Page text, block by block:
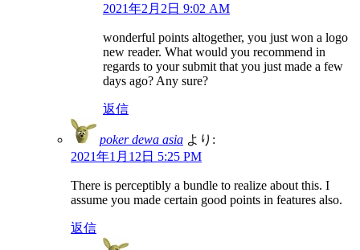
2021年2月2日 9:02 AM
wonderful points altogether, you just won a logo
new reader. What would you recommend in
regards to your submit that you just made a few
days ago? Any sure?
返信
poker dewa asia より:
2021年1月12日 5:25 PM
There is perceptibly a bundle to realize about this. I
assume you made certain good points in features also.
返信